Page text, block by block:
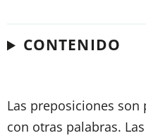
CONTENIDO
Las preposiciones
con otras palabras.